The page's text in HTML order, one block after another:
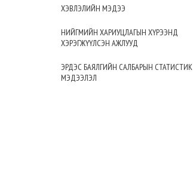
ХЭВЛЭЛИЙН МЭДЭЭ
НИЙГМИЙН ХАРИУЦЛАГЫН ХҮРЭЭНД
ХЭРЭГЖҮҮЛСЭН АЖЛУУД
ЭРДЭС БАЯЛГИЙН САЛБАРЫН СТАТИСТИК
МЭДЭЭЛЭЛ